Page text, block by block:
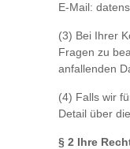
E-Mail:
(3) Bei Ihrer
Fragen zu
anfallenden
(4) Falls wir
Detail über
§ 2 Ihre